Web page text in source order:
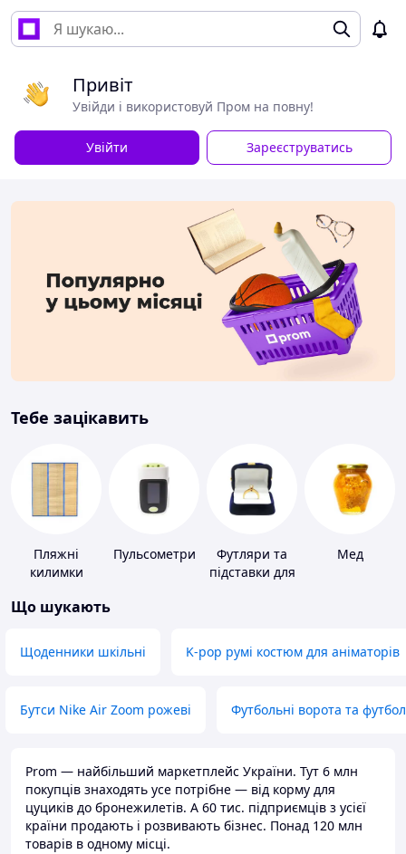
Привіт
Увійди і використовуй Пром на повну!
Увійти Зареєструватись
Тебе зацікавить
Пляжні
килимки
Пульсометри
Футляри та
підставки для
Мед
Що шукають
Щоденники шкільні K-pop румі костюм для аніматорів
Бутси Nike Air Zoom рожеві Футбольні ворота та
Prom — найбільший маркетплейс України. Тут 6 млн
покупців знаходять усе потрібне — від корму для
цуциків до бронежилетів. А 60 тис. підприємців з усієї
країни продають і розвивають бізнес. Понад 120 млн
товарів в одному місці.